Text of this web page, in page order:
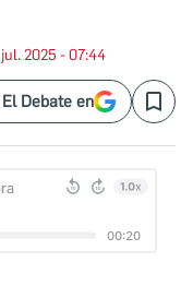
2025 - 07:44
Debate en Save